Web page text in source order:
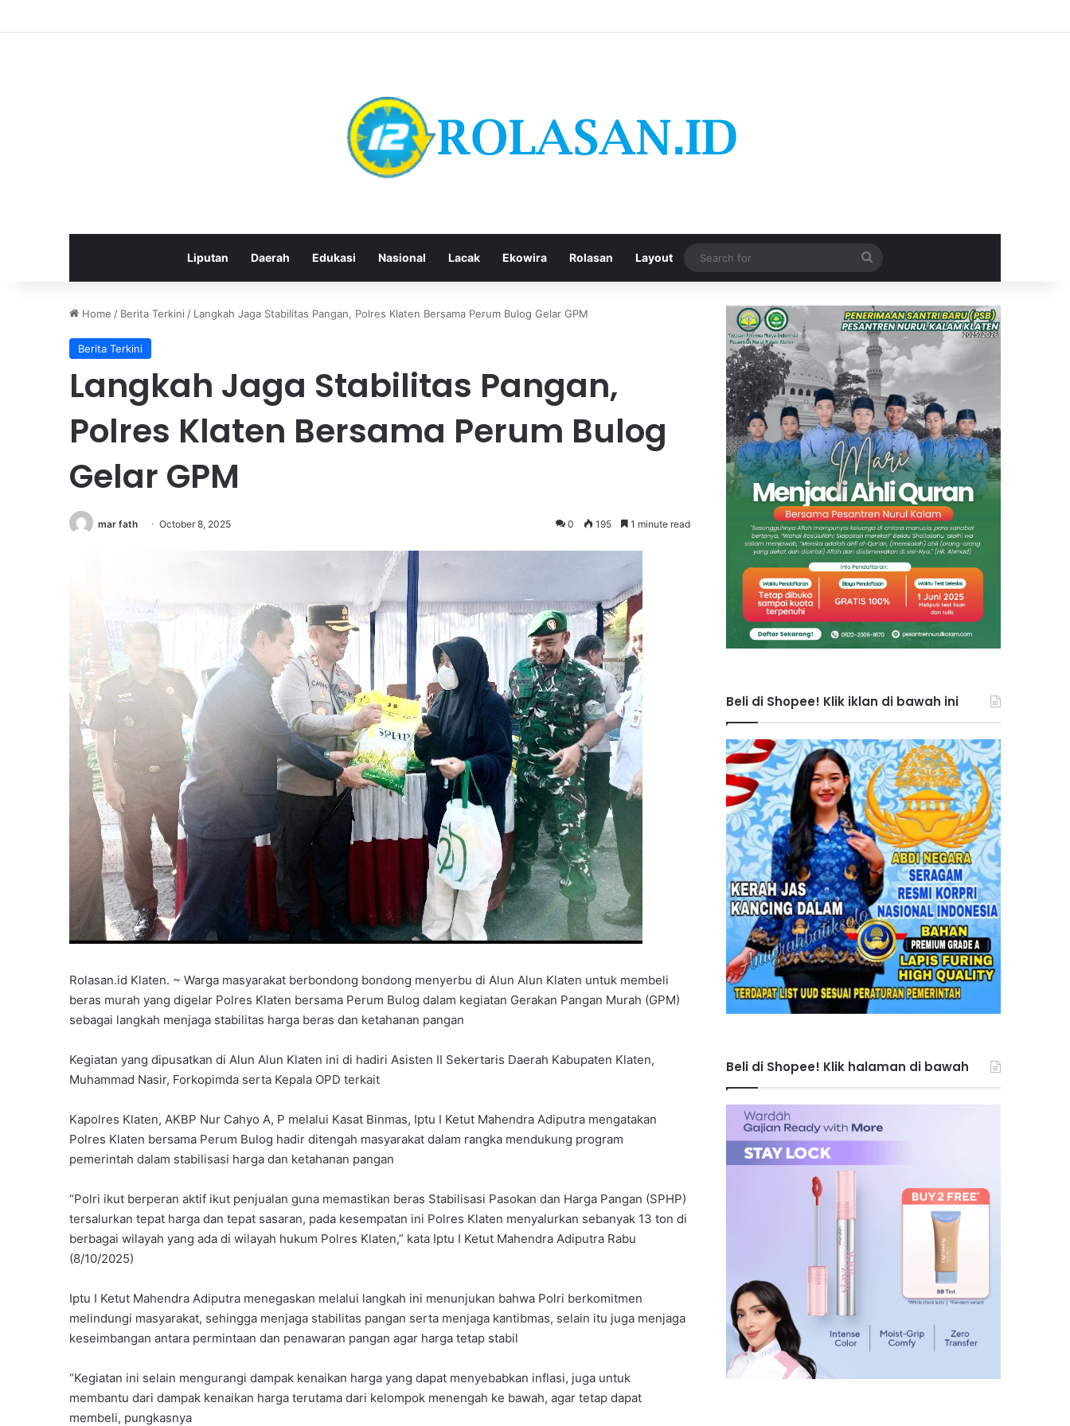
Liputan Daerah Edukasi Nasional Lacak Ekowira Rolasan Layout
Search
for
Home / Berita Terkini / Langkah Jaga Stabilitas Pangan, Polres Klaten Bersama Perum Bulog Gelar GPM
Berita Terkini
Langkah Jaga Stabilitas Pangan,
Polres Klaten Bersama Perum Bulog
Gelar GPM
mar fath October 8, 2025 0 195 1 minute read
Rolasan.id Klaten. ~ Warga masyarakat berbondong bondong menyerbu di Alun Alun Klaten untuk membeli
beras murah yang digelar Polres Klaten bersama Perum Bulog dalam kegiatan Gerakan Pangan Murah (GPM)
sebagai langkah menjaga stabilitas harga beras dan ketahanan pangan
Kegiatan yang dipusatkan di Alun Alun Klaten ini di hadiri Asisten II Sekertaris Daerah Kabupaten Klaten,
Muhammad Nasir, Forkopimda serta Kepala OPD terkait
Kapolres Klaten, AKBP Nur Cahyo A, P melalui Kasat Binmas, Iptu I Ketut Mahendra Adiputra mengatakan
Polres Klaten bersama Perum Bulog hadir ditengah masyarakat dalam rangka mendukung program
pemerintah dalam stabilisasi harga dan ketahanan pangan
“Polri ikut berperan aktif ikut penjualan guna memastikan beras Stabilisasi Pasokan dan Harga Pangan (SPHP)
tersalurkan tepat harga dan tepat sasaran, pada kesempatan ini Polres Klaten menyalurkan sebanyak 13 ton di
berbagai wilayah yang ada di wilayah hukum Polres Klaten,” kata Iptu I Ketut Mahendra Adiputra Rabu
(8/10/2025)
Iptu I Ketut Mahendra Adiputra menegaskan melalui langkah ini menunjukan bahwa Polri berkomitmen
melindungi masyarakat, sehingga menjaga stabilitas pangan serta menjaga kantibmas, selain itu juga menjaga
keseimbangan antara permintaan dan penawaran pangan agar harga tetap stabil
“Kegiatan ini selain mengurangi dampak kenaikan harga yang dapat menyebabkan inflasi, juga untuk
membantu dari dampak kenaikan harga terutama dari kelompok menengah ke bawah, agar tetap dapat
membeli, pungkasnya
Beli di Shopee! Klik iklan di bawah ini
Beli di Shopee! Klik halaman di bawah